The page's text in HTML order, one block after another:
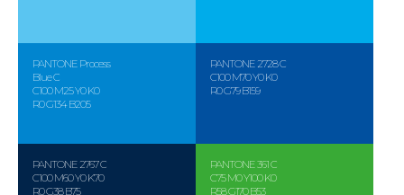
PANTONE Process
Blue C
C100 M25 Y0 K0
R0 G134 B205
PANTONE 2728 C
C100 M70 Y0 K0
R0 G79 B159
PANTONE 2767 C
C100 M60 Y0 K70
R0 G38 B75
PANTONE 361 C
C75 M0 Y100 K0
R58 G170 B53